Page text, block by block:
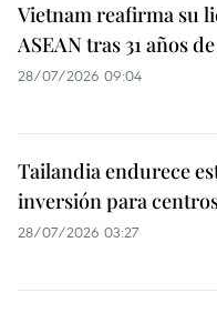
Vietnam reafirma su
ASEAN tras 31 años
28/07/2026 09:04
Tailandia endurece
inversión para
28/07/2026 03:27